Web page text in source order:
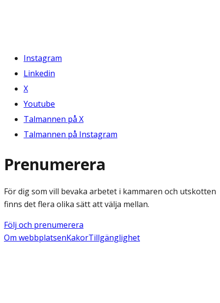
Instagram
Linkedin
X
Youtube
Talmannen på X
Talmannen på Instagram
Prenumerera
För dig som vill bevaka arbetet i kammaren och utskotten
finns det flera olika sätt att välja mellan.
Följ och prenumerera
Om webbplatsenKakorTillgänglighet